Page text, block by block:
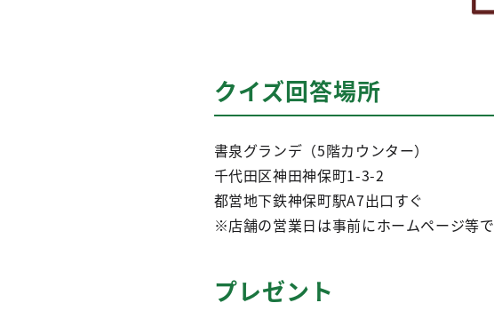
クイズ回答場所
書泉グランデ（5階カウンター）
千代田区神田神保町1-3-2
都営地下鉄神保町駅A7出口すぐ
※店舗の営業日は事前にホームページ等で
プレゼント